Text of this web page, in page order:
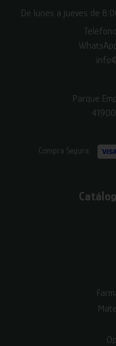
De lunes a jueves de
Parque
Compra Segura: